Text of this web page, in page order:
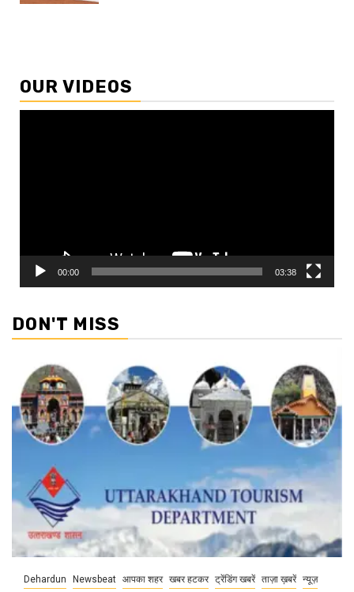
OUR VIDEOS
00:00 03:38
DON'T MISS
Dehardun Newsbeat आपका शहर खबर हटकर ट्रेंडिंग खबरें ताज़ा ख़बरें न्यूज़